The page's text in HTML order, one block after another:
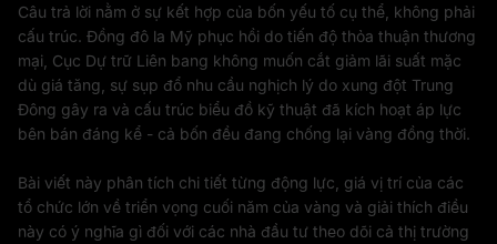
Câu trả lời nằm ở sự kết hợp của bốn yếu tố cụ thể, không phải
cấu trúc. Đồng đô la Mỹ phục hồi do tiến độ thỏa thuận thương
mại, Cục Dự trữ Liên bang không muốn cắt giảm lãi suất mặc
dù giá tăng, sự sụp đổ nhu cầu nghịch lý do xung đột Trung
Đông gây ra và cấu trúc biểu đồ kỹ thuật đã kích hoạt áp lực
bên bán đáng kể - cả bốn đều đang chống lại vàng đồng thời.
Bài viết này phân tích chi tiết từng động lực, giá vị trí của các
tổ chức lớn về triển vọng cuối năm của vàng và giải thích điều
này có ý nghĩa gì đối với các nhà đầu tư theo dõi cả thị trường